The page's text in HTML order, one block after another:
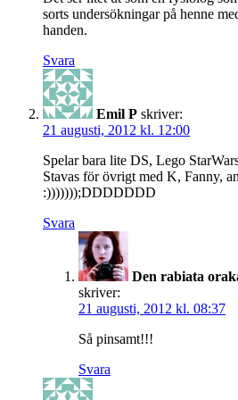
sorts undersökningar på henne
handen.
Svara
Emil P skriver:
21 augusti, 2012 kl. 12:00
Spelar bara lite DS, Lego
Stavas för övrigt med K, Fanny,
:)))))));DDDDDDD
Svara
Den rabiata
skriver:
21 augusti, 2012 kl. 08:37
Så pinsamt!!!
Svara